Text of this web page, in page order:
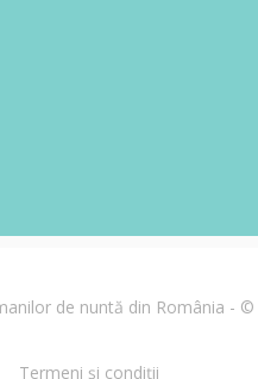
de nuntă din România - ©
Termeni și condiții